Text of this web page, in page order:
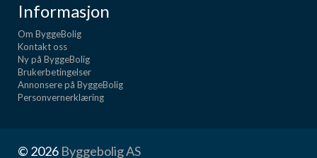
Informasjon
Om ByggeBolig
Kontakt oss
Ny på ByggeBolig
Brukerbetingelser
Annonsere på ByggeBolig
Personvernerklæring
© 2026 Byggebolig AS